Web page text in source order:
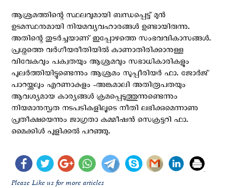
ആശ്രമത്തിന്റെ സ്ഥലവുമായി ബന്ധപ്പെട്ട് മുൻ
ഉടമസ്ഥനുമായി നിയമവ്യവഹാരങ്ങൾ ഉണ്ടായിരുന്നു.
അതിന്റെ തുടർച്ചയാണ് ഇപ്പോഴത്തെ സംഭവവികാസങ്ങൾ.
പ്രശ്നത്തെ വർഗീയരീതിയിൽ കാണാതിരിക്കാനുള്ള
വിവേകവും പക്വതയും ആശ്രമവും സഭാധികാരികളും
പുലർത്തിയിട്ടുണ്ടെന്നും ആശ്രമം സുപ്പീരിയർ ഫാ. ജോർജ്
പാറയ്ക്കലും എറണാകുളം -അങ്കമാലി അതിരൂപതയും
ആവശ്യമായ കാര്യങ്ങൾ ക്രമപ്പെടുത്തുന്നുണ്ടെന്നും
നിയമാനുസൃത നടപടികളിലൂടെ നീതി ലഭിക്കുമെന്നാണു
പ്രതീക്ഷയെന്നും ജാഗ്രതാ കമ്മീഷൻ സെക്രട്ടറി ഫാ.
മൈക്കിൾ പുളിക്കൽ പറഞ്ഞു.
Please Like us for more articles